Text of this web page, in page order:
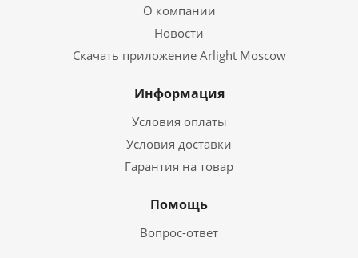
О компании
Новости
Скачать приложение Arlight Moscow
Информация
Условия оплаты
Условия доставки
Гарантия на товар
Помощь
Вопрос-ответ